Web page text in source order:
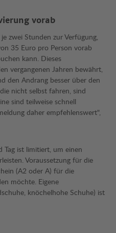
vorab
zwei Stunden zur Verfügung,
35 Euro pro Person vorab
kann. Dieses
vergangenen Jahren bewährt,
den Andrang besser über den
nicht selbst fahren, sind
sind teilweise schnell
daher empfehlenswert",
Tag ist limitiert, um einen
Voraussetzung für die
(A2 oder A) für die
möchte. Eigene
knöchelhohe Schuhe) ist